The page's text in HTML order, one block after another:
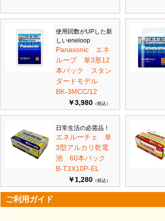
使用回数がUPした新
しいeneloop
Panasonic エネ
ループ 単3形12
本パック スタン
ダードモデル
BK-3MCC/12
￥3,980 （税込）
日常生活の必需品！
エネルーチェ 単
3型アルカリ乾電
池 60本パック
B-T3X10P-EL
￥1,280 （税込）
ご利用ガイド